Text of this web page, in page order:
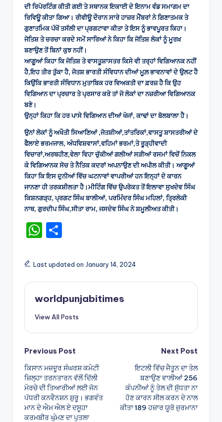
ਦੀ ਰਿਪੋਰਟਿੰਗ ਕੀਤੀ ਗਈ ਤੇ ਸਥਾਨਕ ਇਕਾਈ ਦੇ ਇਨਾਮ ਵੰਡ ਸਮਾਗਮ ਦਾ
ਰਿਵਿਊ ਕੀਤਾ ਗਿਆ। ਰੀਵੀਊ ਦੌਰਾਨ ਸਾਰੇ ਹਾਜ਼ਰ ਮੈਂਬਰਾਂ ਨੇ ਗਿਣਾਤਮਕ ਤੇ
ਗੁਣਾਤਮਿਕ ਪੱਖੋਂ ਤਸੱਲੀ ਦਾ ਪ੍ਰਗਟਾਵਾ ਕੀਤਾ ਤੇ ਇਸ ਨੂੰ ਭਾਵਪੂਰਤ ਕਿਹਾ।
ਜੋਤਿਸ਼ ਤੇ ਚਰਚਾ ਕਰਦੇ ਸਮੇਂ ਸਾਰਿਆਂ ਨੇ ਕਿਹਾ ਕਿ ਜੋਤਿਸ਼ ਲੋਕਾਂ ਨੂੰ ਮੂਰਖ਼
ਬਣਾਉਣ ਤੋਂ ਬਿਨਾਂ ਕੁਝ ਨਹੀਂ।
ਆਗੂਆਂ ਕਿਹਾ ਕਿ ਜੋਤਿਸ਼ ਤੇ ਵਾਸਤੂਸ਼ਾਸਤਰ ਕਿਸੇ ਵੀ ਤਰ੍ਹਾਂ ਵਿਗਿਆਨਕ ਨਹੀਂ
ਹੈ,ਇਹ ਤੀਰ ਤੁੱਕਾ ਹੈ, ਜੋਤਸ਼ ਭਾਰਤੀ ਸੰਵਿਧਾਨ ਦੀਆਂ ਮੂਲ਼ ਭਾਵਨਾਵਾਂ ਦੇ ਉਲਟ ਹੈ
ਕਿਉਂਕਿ ਭਾਰਤੀ ਸੰਵਿਧਾਨ ਮੁਤਾਬਿਕ ਹਰ ਵਿਅਕਤੀ ਦਾ ਫ਼ਰਜ਼ ਹੈ ਕਿ ਉਹ
ਵਿਗਿਆਨ ਦਾ ਪ੍ਰਚਾਰ ਤੇ ਪ੍ਰਸਾਰ ਕਰੇ ਤਾਂ ਜੋ ਲੋਕਾਂ ਦਾ ਨਜ਼ਰੀਆ ਵਿਗਿਆਨਕ
ਬਣੇ।
ਉਨ੍ਹਾਂ ਕਿਹਾ ਕਿ ਹਰ ਪਾਸੇ ਵਿਗਿਆਨ ਦੀਆਂ ਖੋਜਾਂ, ਕਾਢਾਂ ਦਾ ਬੋਲਬਾਲਾ ਹੈ।
ਉਨਾਂ ਲੋਕਾਂ ਨੂੰ ਅਖੌਤੀ ਸਿਆਣਿਆਂ ,ਜੋਤਸ਼ੀਆਂ,ਤਾਂਤਰਿਕਾਂ,ਵਾਸਤੂ ਸ਼ਾਸਤਰੀਆਂ ਦੇ
ਫੈਲਾਏ ਭਰਮਜਾਲ, ਅੰਧਵਿਸ਼ਵਾਸਾਂ,ਵਹਿਮਾਂ ਭਰਮਾਂ,ਤੇ ਰੂੜ੍ਹੀਵਾਦੀ
ਵਿਚਾਰਾਂ,ਅਰਥਹੀਣ,ਵੇਲਾ ਵਿਹਾ ਚੁੱਕੀਆਂ ਗਲੀਆਂ ਸੜੀਆਂ ਰਸਮਾਂ ਵਿਚੋਂ ਨਿਕਲ
ਕੇ ਵਿਗਿਆਨਕ ਸੋਚ ਤੇ ਨੈਤਿਕ ਕਦਰਾਂ ਅਪਨਾਉਣ ਦੀ ਅਪੀਲ ਕੀਤੀ। ਆਗੂਆਂ
ਕਿਹਾ ਕਿ ਇਸ ਦੁਨੀਆਂ ਵਿੱਚ ਘਟਨਾਵਾਂ ਵਾਪਰੀਆਂ ਹਨ ਇਨ੍ਹਾਂ ਦੇ ਕਾਰਨ
ਜਾਨਣਾ ਹੀ ਤਰਕਸ਼ੀਲਤਾ ਹੈ।ਮੀਟਿੰਗ ਵਿੱਚ ਉਪਰੋਕਤ ਤੋਂ ਇਲਾਵਾ ਸੁਖਦੇਵ ਸਿੰਘ
ਕਿਸ਼ਨਗੜ੍ਹ, ਪ੍ਰਗਟ ਸਿੰਘ ਬਾਲੀਆਂ, ਪਰਮਿੰਦਰ ਸਿੰਘ ਮਹਿਲਾਂ, ਤ੍ਰਿਲੋਕੀ
ਨਾਥ, ਗੁਰਦੀਪ ਸਿੰਘ,ਸੀਤਾ ਰਾਮ, ਜਸਦੇਵ ਸਿੰਘ ਨੇ ਸ਼ਮੂਲੀਅਤ ਕੀਤੀ।
W
a
ts
A
p
ar
e
Last updated on January 14, 2024
worldpunjabitimes
View All Posts
Post
navigation
Previous Post
ਕਿਸਾਨ ਮਜ਼ਦੂਰ ਸੰਘਰਸ਼ ਕਮੇਟੀ
ਜ਼ਿਲ੍ਹਾ ਤਰਨਤਾਰਨ ਵੱਲੋਂ ਦਿੱਲੀ
ਮੋਰਚੇ ਦੀ ਤਿਆਰੀਆਂ ਲਈ ਜੋਨ
ਪੱਧਰੀ ਕਨਵੈਨਸ਼ਨ ਸ਼ੁਰੂ। ਭਗਵੰਤ
ਮਾਨ ਦੇ ਐਮ ਐਲ ਏ ਦਸੂਹਾ
ਕਰਮਬੀਰ ਘੁੰਮਣ ਦਾ ਪੁਤਲਾ
Next Post
ਇਟਲੀ ਵਿੱਚ ਜੈਤੂਨ ਦਾ ਤੇਲ
ਬਣਾਉਣ ਵਾਲੀਆਂ 256
ਕੰਪਨੀਆਂ ਨੂੰ ਤੇਲ ਦੀ ਸੁੱਧਤਾ ਨਾ
ਹੋਣ ਕਾਰਨ ਸੀਲ ਕਰਨ ਦੇ ਨਾਲ
ਕੀਤਾ 189 ਹਜ਼ਾਰ ਯੂਰੋ ਜੁਰਮਾਨਾ